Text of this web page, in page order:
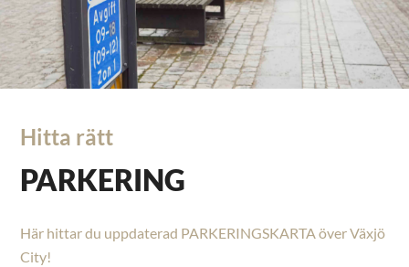
Hitta rätt
PARKERING
Här hittar du uppdaterad PARKERINGSKARTA över Växjö
City!